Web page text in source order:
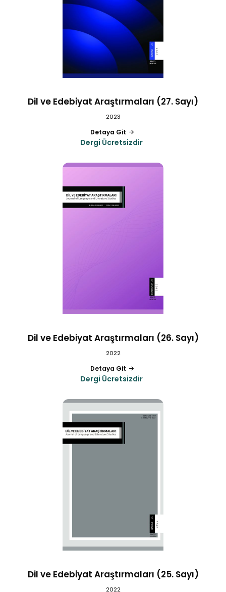
Dil ve Edebiyat Araştırmaları (27. Sayı)
2023
Detaya Git
Dergi Ücretsizdir
Dil ve Edebiyat Araştırmaları (26. Sayı)
2022
Detaya Git
Dergi Ücretsizdir
Dil ve Edebiyat Araştırmaları (25. Sayı)
2022